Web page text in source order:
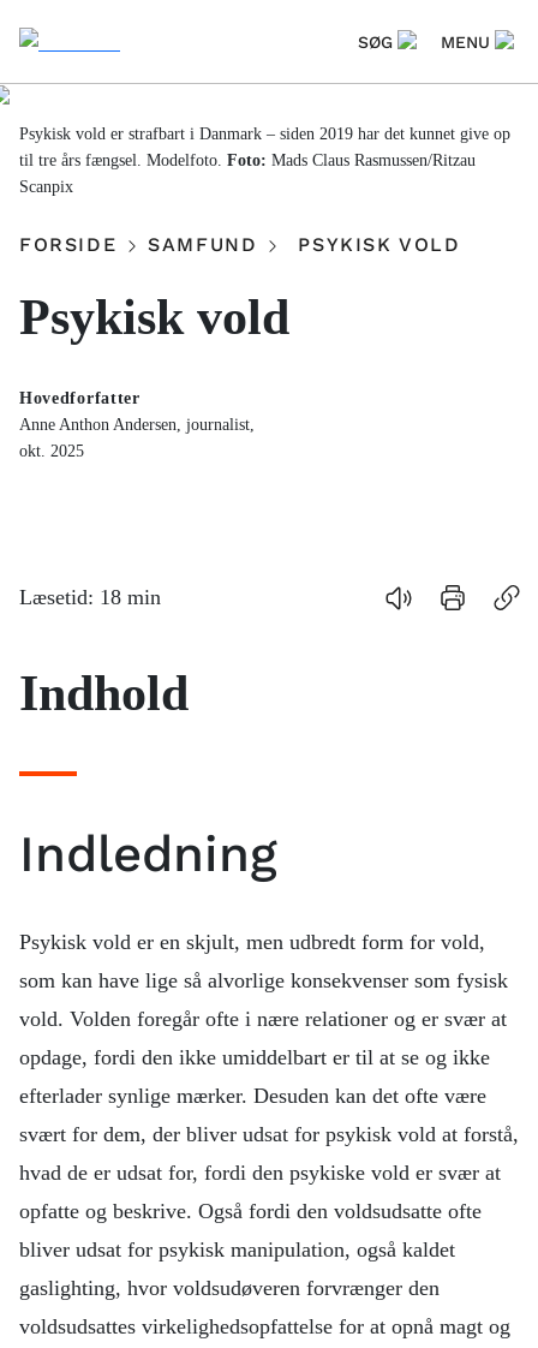
SØG MENU
Psykisk vold er strafbart i Danmark – siden 2019 har det kunnet give op
til tre års fængsel. Modelfoto. Foto: Mads Claus Rasmussen/Ritzau
Scanpix
FORSIDE SAMFUND PSYKISK VOLD
Psykisk vold
Hovedforfatter
Anne Anthon Andersen, journalist,
okt. 2025
Indhold
Anbefalede
links
Læsetid: 18 min
Indhold
Indledning
Psykisk vold er en skjult, men udbredt form for vold,
som kan have lige så alvorlige konsekvenser som fysisk
vold. Volden foregår ofte i nære relationer og er svær at
opdage, fordi den ikke umiddelbart er til at se og ikke
efterlader synlige mærker. Desuden kan det ofte være
svært for dem, der bliver udsat for psykisk vold at forstå,
hvad de er udsat for, fordi den psykiske vold er svær at
opfatte og beskrive. Også fordi den voldsudsatte ofte
bliver udsat for psykisk manipulation, også kaldet
gaslighting, hvor voldsudøveren forvrænger den
voldsudsattes virkelighedsopfattelse for at opnå magt og